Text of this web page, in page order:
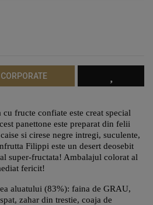
fructe confiate este creat special
panettone este preparat din felii
si cirese negre intregi, suculente,
Filippi este un desert deosebit
super-fructata! Ambalajul colorat al
fericit!
aluatului (83%): faina de GRAU,
zahar din trestie, coaja de